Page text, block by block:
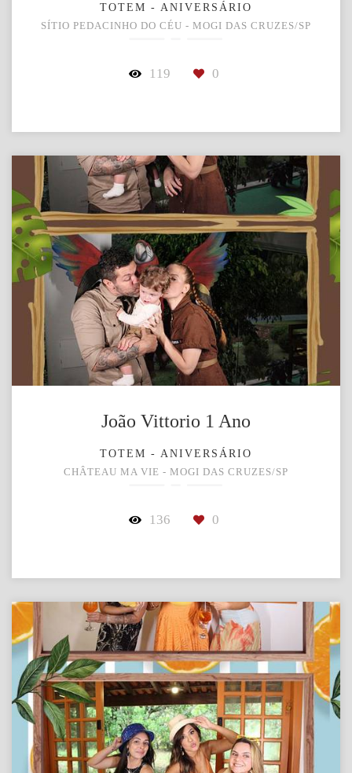
TOTEM - ANIVERSÁRIO
SÍTIO PEDACINHO DO CÉU - MOGI DAS CRUZES/SP
119 0
João Vittorio 1 Ano
TOTEM - ANIVERSÁRIO
CHÂTEAU MA VIE - MOGI DAS CRUZES/SP
136 0